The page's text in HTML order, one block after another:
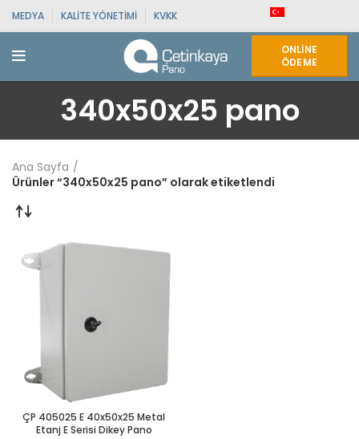
MEDYA KALITE YÖNETIMI KVKK
ONLINE
ÖDEME
340x50x25 pano
Ana Sayfa
Ürünler “340x50x25 pano” olarak etiketlendi
ÇP 405025 E 40x50x25 Metal
Etanj E Serisi Dikey Pano